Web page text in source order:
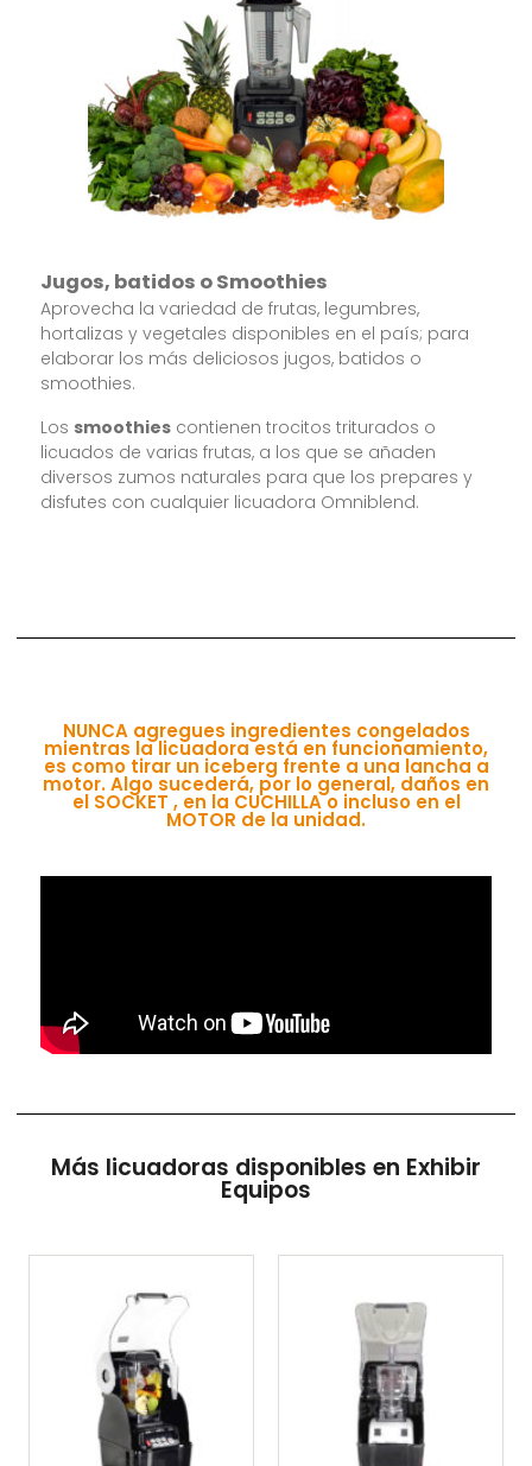
Jugos, batidos o Smoothies
Aprovecha la variedad de frutas, legumbres,
hortalizas y vegetales disponibles en el país; para
elaborar los más deliciosos jugos, batidos o
smoothies.
Los smoothies contienen trocitos triturados o
licuados de varias frutas, a los que se añaden
diversos zumos naturales para que los prepares y
disfutes con cualquier licuadora Omniblend.
NUNCA agregues ingredientes congelados
mientras la licuadora está en funcionamiento,
es como tirar un iceberg frente a una lancha a
motor. Algo sucederá, por lo general, daños en
el SOCKET , en la CUCHILLA o incluso en el
MOTOR de la unidad.
Más licuadoras disponibles en Exhibir
Equipos